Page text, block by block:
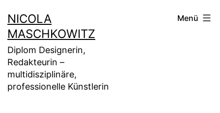
Inhalt
springen
NICOLA
MASCHKOWITZ
Diplom Designerin,
Redakteurin –
multidisziplinäre,
professionelle Künstlerin
Menü